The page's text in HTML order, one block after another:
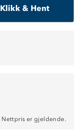
Klikk & Hent
Nettpris er gjeldende.